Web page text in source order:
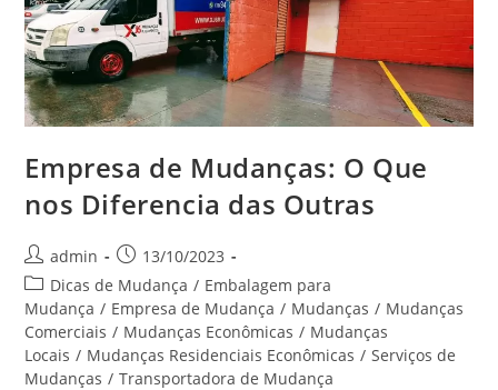
Empresa de Mudanças: O Que
nos Diferencia das Outras
admin
13/10/2023
Dicas de Mudança / Embalagem para
Mudança / Empresa de Mudança / Mudanças / Mudanças
Comerciais / Mudanças Econômicas / Mudanças
Locais / Mudanças Residenciais Econômicas / Serviços de
Mudanças / Transportadora de Mudança